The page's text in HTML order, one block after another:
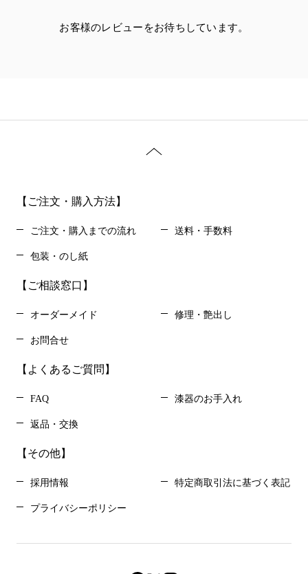
お客様のレビューをお待ちしています。
【ご注文・購入方法】
ご注文・購入までの流れ 送料・手数料
包装・のし紙
【ご相談窓口】
オーダーメイド 修理・艶出し
お問合せ
【よくあるご質問】
FAQ 漆器のお手入れ
返品・交換
【その他】
採用情報 特定商取引法に基づく表記
プライバシーポリシー